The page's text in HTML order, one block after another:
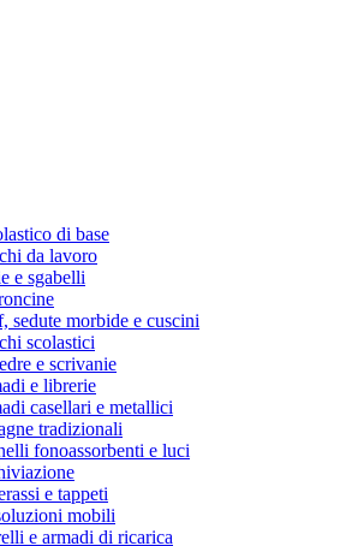
di base
da lavoro
e sgabelli
sedute morbide e cuscini
scolastici
e scrivanie
e librerie
casellari e metallici
tradizionali
fonoassorbenti e luci
e tappeti
mobili
e armadi di ricarica